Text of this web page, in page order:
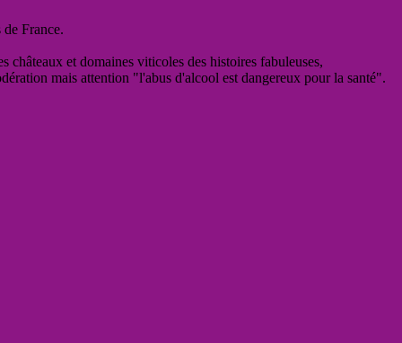
France.
et domaines viticoles des histoires fabuleuses,
mais attention "l'abus d'alcool est dangereux pour la santé".